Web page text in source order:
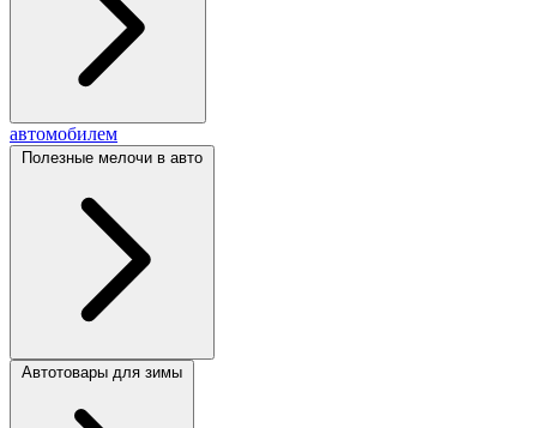
автомобилем
Полезные мелочи в авто
Автотовары для зимы